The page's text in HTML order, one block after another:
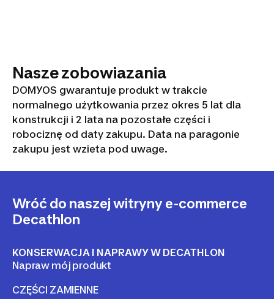
Nasze zobowiazania
konstrukcji i 2 lata na pozostałe części i
robociznę od daty zakupu. Data na paragonie
Wróć do naszej witryny e-commerce